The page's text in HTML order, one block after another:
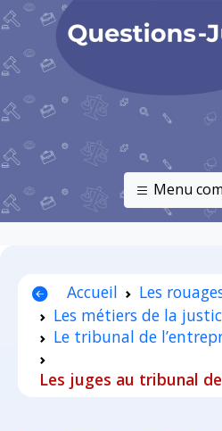
Menu
Accueil
Les
Les métiers de la
Le tribunal de
Les juges au tribunal